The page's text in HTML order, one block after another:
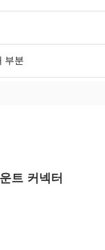
부분
트 커넥터